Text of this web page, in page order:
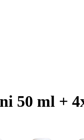
50 ml +